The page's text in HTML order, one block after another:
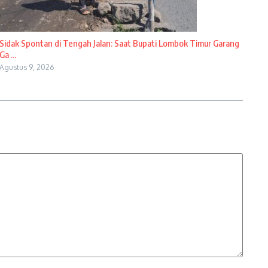
Sidak Spontan di Tengah Jalan: Saat Bupati Lombok Timur Garang
Ga ...
Agustus 9, 2026